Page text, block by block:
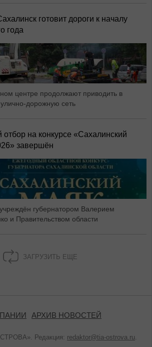
готовит дороги к началу
года
центре продолжают приводить в
дорожную сеть
отбор на конкурсе «Сахалинский
завершён
губернатором Валерием
и Правительством области
ЗАГРУЗИТЬ ЕЩЕ
АРХИВ НОВОСТЕЙ
Редакция: redaktor@tia-ostrova.ru.